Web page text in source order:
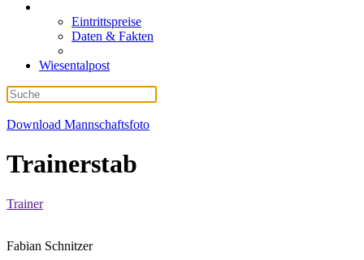
Eintrittspreise
Daten & Fakten
Wiesentalpost
Download Mannschaftsfoto
Trainerstab
Trainer
Fabian Schnitzer